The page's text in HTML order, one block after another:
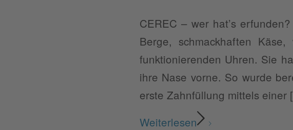
CEREC – wer hat’s
Berge, schmackhaften
funktionierenden Uhren. Sie
ihre Nase vorne. So wurde
erste Zahnfüllung mittels
Weiterlesen